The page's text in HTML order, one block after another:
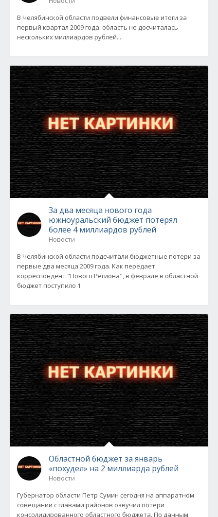
В Челябинской области подвели финансовые итоги за
первый квартал 2009 года: область не досчиталась
нескольких миллиардов рублей...
За два месяца нового года
южноуральский бюджет потерял
более 4 миллиардов рублей
Новости
В Челябинской области подсчитали бюджетные потери за
первые два месяца 2009 года. Как передает
корреспондент "Нового Региона", в феврале в областной
бюджет поступило 1
Областной бюджет за январь
«похудел» на 2 миллиарда рублей
Новости
Губернатор области Петр Сумин сегодня на аппаратном
совещании с главами районов озвучил потери
консолидированного областного бюджета. По данным